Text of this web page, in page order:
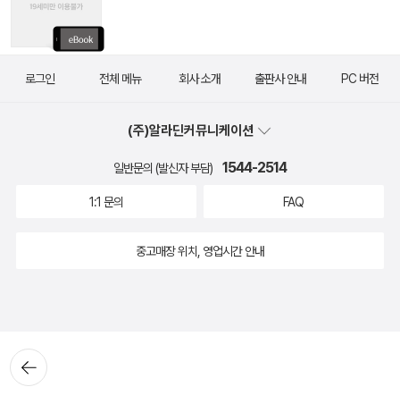
뒤로가
기
로그인 전체 메뉴 회사 소개 출판사 안내 PC 버전
(주)알라딘커뮤니케이션
일반문의 (발신자 부담) 1544-2514
1:1 문의 FAQ
중고매장 위치, 영업시간 안내